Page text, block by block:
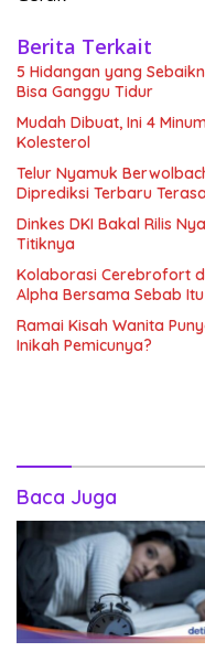
Berita Terkait
5 Hidangan yang
Bisa Ganggu Tidur
Mudah Dibuat, Ini 4
Kolesterol
Telur Nyamuk
Diprediksi Terbaru
Dinkes DKI Bakal Rilis
Titiknya
Kolaborasi Cerebrofort
Alpha Bersama Sebab
Ramai Kisah Wanita
Inikah Pemicunya?
Baca Juga